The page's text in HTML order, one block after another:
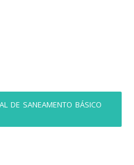
DE SANEAMENTO BÁSICO